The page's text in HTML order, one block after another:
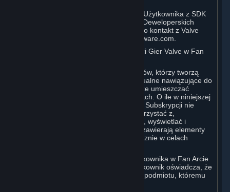
W przypadku chęci skorzystania przez Użytkownika z SDK
dla Silnika Source lub innych Narzędzi Deweloperskich
Valve do celów komercyjnych, prosimy o kontakt z Valve
pod adresem sourceengine@valvesoftware.com.
D. Licencja na Korzystanie z Zawartości Gier Valve w Fan
Valve docenia społeczność Użytkowników, którzy tworzą
utwory plastyczne, literackie i audiowizualne nawiązujące do
gier Valve („Fan Arty”). Użytkownik może umieszczać
zawartość gier Valve w swoich Fan Artach. O ile w niniejszej
sekcji lub w którymkolwiek z Warunków Subskrypcji nie
określono inaczej, Użytkownik może korzystać z,
zwielokrotniać, publikować, wykonywać, wyświetlać i
wprowadzać do obrotu Fan Arty, które zawierają elementy
gier Valve w dowolny sposób, ale wyłącznie w celach
W przypadku umieszczenia przez Użytkownika w Fan Arcie
jakichkolwiek treści osób trzecich, Użytkownik oświadcza, że
uzyskał wszystkie niezbędne prawa od podmiotu, któremu